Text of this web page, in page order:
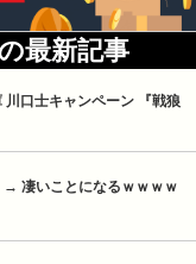
最新記事
川口士キャンペーン 『戦狼
→ 凄いことになるｗｗｗｗ